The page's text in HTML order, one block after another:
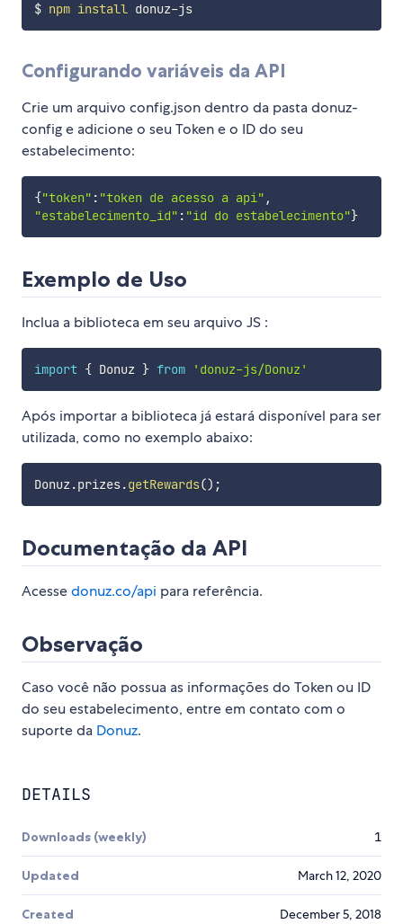
$ npm install donuz-js
Configurando variáveis da API
Crie um arquivo config.json dentro da pasta donuz-
config e adicione o seu Token e o ID do seu
estabelecimento:
{"token" : "token de acesso a api" ,
"estabelecimento_id" : "id do estabelecimento"}
Exemplo de Uso
Inclua a biblioteca em seu arquivo JS :
import { Donuz } from 'donuz-js/Donuz'
Após importar a biblioteca já estará disponível para ser
utilizada, como no exemplo abaixo:
Donuz.prizes.getRewards() ;
Documentação da API
Acessedonuz.co/api para referência.
Observação
Caso você não possua as informações do Token ou ID
do seu estabelecimento, entre em contato com o
suporte da Donuz.
DETAILS
Downloads (weekly) 1
Updated March 12, 2020
Created December 5, 2018